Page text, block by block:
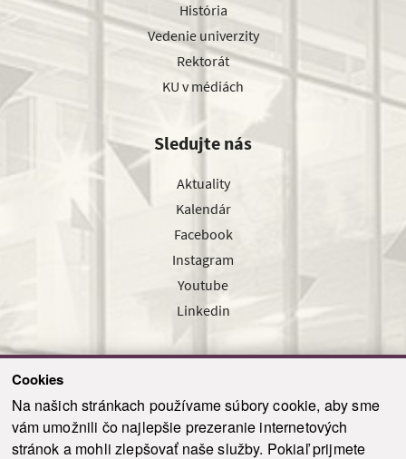
Cookies
Na našich stránkach používame súbory cookie, aby sme
vám umožnili čo najlepšie prezeranie internetových
stránok a mohli zlepšovať naše služby. Pokiaľ prijmete
História
Vedenie univerzity
Rektorát
KU v médiách
Sledujte nás
Aktuality
Kalendár
Facebook
Instagram
Youtube
Linkedin